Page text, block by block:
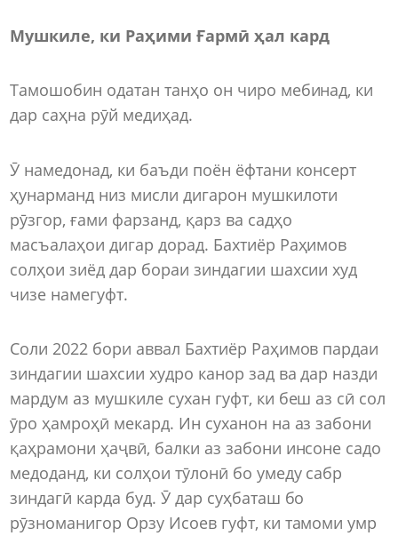
Мушкиле, ки Раҳими Ғармӣ ҳал кард
Тамошобин одатан танҳо он чиро мебинад, ки
дар саҳна рӯй медиҳад.
Ӯ намедонад, ки баъди поён ёфтани консерт
ҳунарманд низ мисли дигарон мушкилоти
рӯзгор, ғами фарзанд, қарз ва садҳо
масъалаҳои дигар дорад. Бахтиёр Раҳимов
солҳои зиёд дар бораи зиндагии шахсии худ
чизе намегуфт.
Соли 2022 бори аввал Бахтиёр Раҳимов пардаи
зиндагии шахсии худро канор зад ва дар назди
мардум аз мушкиле сухан гуфт, ки беш аз сӣ сол
ӯро ҳамроҳӣ мекард. Ин суханон на аз забони
қаҳрамони ҳаҷвӣ, балки аз забони инсоне садо
медоданд, ки солҳои тӯлонӣ бо умеду сабр
зиндагӣ карда буд. Ӯ дар суҳбаташ бо
рӯзноманигор Орзу Исоев гуфт, ки тамоми умр